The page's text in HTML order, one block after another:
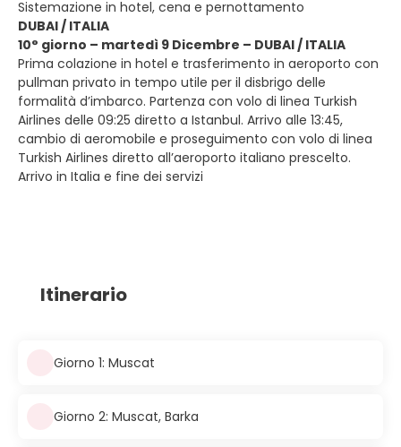
Sistemazione in hotel, cena e pernottamento
DUBAI / ITALIA
10° giorno – martedì 9 Dicembre – DUBAI / ITALIA
Prima colazione in hotel e trasferimento in aeroporto con
pullman privato in tempo utile per il disbrigo delle
formalità d’imbarco. Partenza con volo di linea Turkish
Airlines delle 09:25 diretto a Istanbul. Arrivo alle 13:45,
cambio di aeromobile e proseguimento con volo di linea
Turkish Airlines diretto all’aeroporto italiano prescelto.
Arrivo in Italia e fine dei servizi
Itinerario
Giorno 1: Muscat
Giorno 2: Muscat, Barka